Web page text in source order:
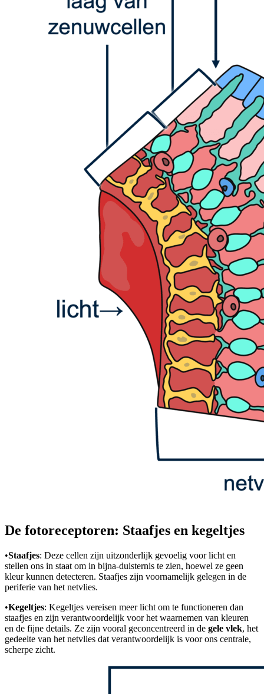
De fotoreceptoren: Staafjes en kegeltjes
•Staafjes: Deze cellen zijn uitzonderlijk gevoelig voor licht en
stellen ons in staat om in bijna-duisternis te zien, hoewel ze geen
kleur kunnen detecteren. Staafjes zijn voornamelijk gelegen in de
periferie van het netvlies.
•Kegeltjes: Kegeltjes vereisen meer licht om te functioneren dan
staafjes en zijn verantwoordelijk voor het waarnemen van kleuren
en de fijne details. Ze zijn vooral geconcentreerd in de gele vlek, het
gedeelte van het netvlies dat verantwoordelijk is voor ons centrale,
scherpe zicht.